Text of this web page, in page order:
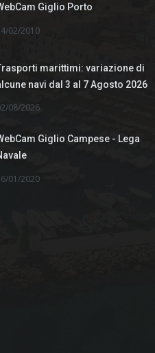
Giglio Porto
02/2010
marittimi: variazione di
navi dal 3 al 7 Agosto 2026
08/2026
Giglio Campese - Lega
01/2020